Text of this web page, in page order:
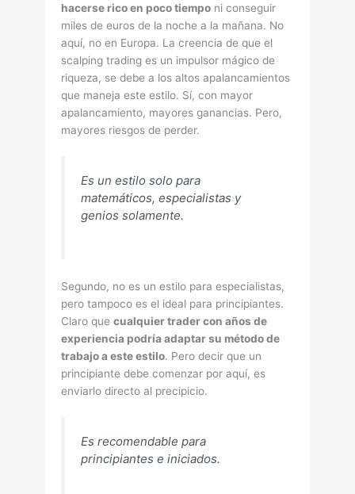
hacerse rico en poco tiempo ni conseguir
miles de euros de la noche a la mañana. No
aquí­, no en Europa. La creencia de que el
scalping trading es un impulsor mágico de
riqueza, se debe a los altos apalancamientos
que maneja este estilo. Sí­, con mayor
apalancamiento, mayores ganancias. Pero,
mayores riesgos de perder.
Es un estilo solo para
matemáticos, especialistas y
genios solamente.
Segundo, no es un estilo para especialistas,
pero tampoco es el ideal para principiantes.
Claro quecualquier trader con años de
experiencia podrí­a adaptar su método de
trabajo a este estilo. Pero decir que un
principiante debe comenzar por aquí­, es
enviarlo directo al precipicio.
Es recomendable para
principiantes e iniciados.